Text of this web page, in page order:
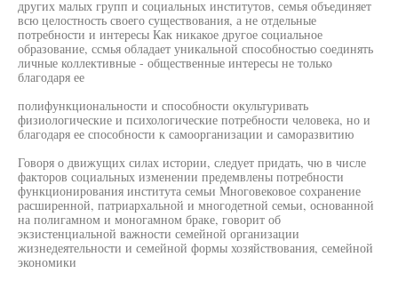
других малых групп и социальных институтов, семья объединяет
всю целостность своего существования, а не отдельные
потребности и интересы Как никакое другое социальное
образование, ссмья обладает уникальной способностью соединять
личные коллективные - общественные интересы не только
благодаря ее
полифункциональности и способности окультуривать
физиологические и психологические потребности человека, но и
благодаря ее способности к самоорганизации и саморазвитию
Говоря о движущих силах истории, следует придать, чю в числе
факторов социальных изменении предемвлены потребности
функционирования института семьи Многовековое сохранение
расширенной, патриархальной и многодетной семьи, основанной
на полигамном и моногамном браке, говорит об
экзистенциальной важности семейной организации
жизнедеятельности и семейной формы хозяйствования, семейной
экономики